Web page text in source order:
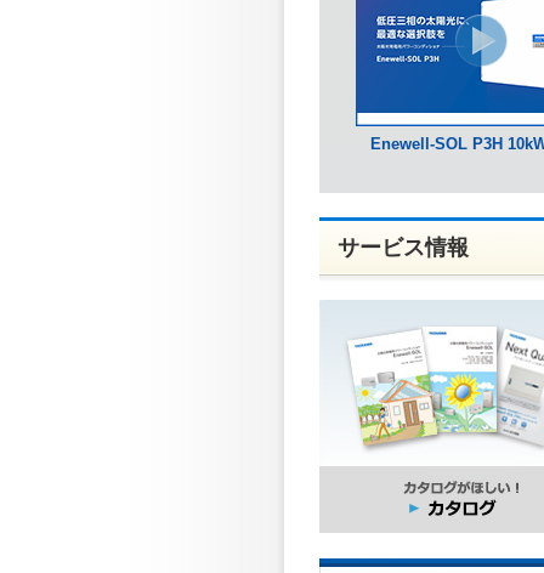
Enewell-SOL P3H
サービス情報